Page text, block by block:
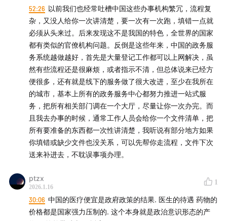
52:26 以前我们也经常吐槽中国这些办事机构繁冗，流程复
杂，又没人给你一次讲清楚，要一次有一次跑，填错一点就
必须从头来过。后来发现这不是我国的特色，全世界的国家
都有类似的官僚机构问题。反倒是这些年来，中国的政务服
务系统越做越好，首先是大量登记工作都可以上网解决，虽
然有些流程还是很麻烦，或者指示不清，但总体说来已经方
便很多，还有就是线下的服务做了很大改进，至少在我所在
的城市，基本上所有的政务服务中心都努力推进一站式服
务，把所有相关部门调在一个大厅，尽量让你一次办完。而
且我去办事的时候，通常工作人员会给你一个文件清单，把
所有要准备的东西都一次性讲清楚，我听说有部分地方如果
你填错或缺少文件也没关系，可以先帮你走流程，文件下次
送来补进去，不耽误事项办理。
ptzx
2026.1.16
1
30:06 中国的医疗便宜是政府政策的结果. 医生的待遇 药物的
价格都是国家强力压制的. 这个本身就是政治意识形态的产